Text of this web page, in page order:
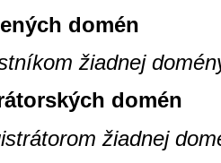
domén
žiadnej
domén
žiadnej